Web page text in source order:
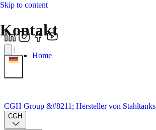
Skip to content
Kontakt
Home
|
CGH Group &#8211; Hersteller von Stahltanks
CGH